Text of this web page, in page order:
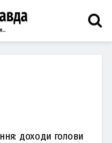
доходи голови